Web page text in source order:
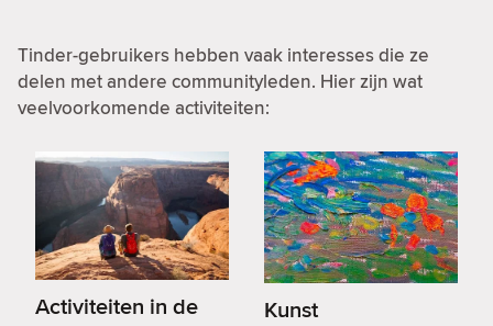
Tinder-gebruikers hebben vaak interesses die ze
delen met andere communityleden. Hier zijn wat
veelvoorkomende activiteiten:
Activiteiten in de
Kunst